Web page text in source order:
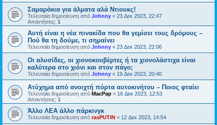
Σαμαράκια για άλματα αλά Ντιουκς!
Τελευταία δημοσίευση από Johnny « 23 Δεκ 2023, 22:47
Απαντήσεις: 1
Αυτή είναι η νέα πινακίδα που θα γεμίσει τους δρόμους –
Πού θα τη δούμε, τι σημαίνει
Τελευταία δημοσίευση από Johnny « 23 Δεκ 2023, 22:06
Οι αλυσίδες, οι χιονοκουβέρτες ή τα χιονολάστιχα είναι
καλύτερα στο χιόνι και στον πάγο;
Τελευταία δημοσίευση από Johnny « 19 Δεκ 2023, 20:40
Ατύχημα από ανοιχτή πόρτα αυτοκινήτου – Ποιος φταίει
Τελευταία δημοσίευση από MacPap « 16 Δεκ 2023, 12:53
Απαντήσεις: 1
Άλλο ΛΕΑ άλλο πάρκινγκ
Τελευταία δημοσίευση από rasPUTIN « 12 Δεκ 2023, 14:54